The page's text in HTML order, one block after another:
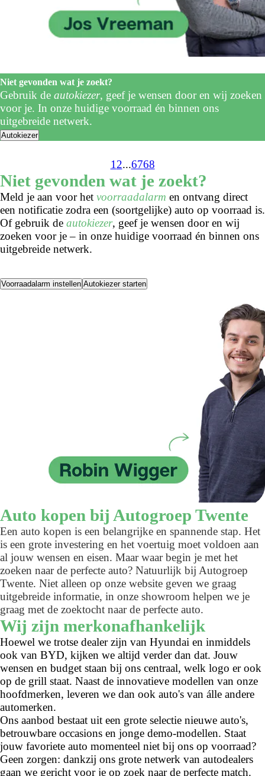
Niet gevonden wat je zoekt?
Gebruik de autokiezer, geef je wensen door en wij zoeken
voor je. In onze huidige voorraad én binnen ons
uitgebreide netwerk.
Autokiezer
1 2...6768
Niet gevonden wat je zoekt?
Meld je aan voor het voorraadalarm en ontvang direct
een notificatie zodra een (soortgelijke) auto op voorraad is.
Of gebruik de autokiezer, geef je wensen door en wij
zoeken voor je – in onze huidige voorraad én binnen ons
uitgebreide netwerk.
Voorraadalarm instellen Autokiezer starten
Auto kopen bij Autogroep Twente
Een auto kopen is een belangrijke en spannende stap. Het
is een grote investering en het voertuig moet voldoen aan
al jouw wensen en eisen. Maar waar begin je met het
zoeken naar de perfecte auto? Natuurlijk bij Autogroep
Twente. Niet alleen op onze website geven we graag
uitgebreide informatie, in onze showroom helpen we je
graag met de zoektocht naar de perfecte auto.
Wij zijn merkonafhankelijk
Hoewel we trotse dealer zijn van Hyundai en inmiddels
ook van BYD, kijken we altijd verder dan dat. Jouw
wensen en budget staan bij ons centraal, welk logo er ook
op de grill staat. Naast de innovatieve modellen van onze
hoofdmerken, leveren we dan ook auto's van álle andere
automerken.
Ons aanbod bestaat uit een grote selectie nieuwe auto's,
betrouwbare occasions en jonge demo-modellen. Staat
jouw favoriete auto momenteel niet bij ons op voorraad?
Geen zorgen: dankzij ons grote netwerk van autodealers
gaan we gericht voor je op zoek naar de perfecte match.